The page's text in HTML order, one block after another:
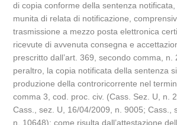
di copia conforme della sentenza
munita di relata di notificazione,
trasmissione a mezzo posta elettronica
ricevute di avvenuta consegna e
prescritto dall’art. 369, secondo comma, n.
peraltro, la copia notificata della sentenza
produzione della controricorrente nel
comma 3, cod. proc. civ. (Cass. Sez. U, n.
Cass., sez. U, 16/04/2009, n. 9005; Cass.,
n. 10648); come risulta dall’attestazione